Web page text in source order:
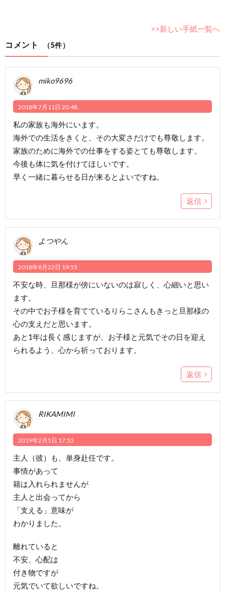
>>新しい手紙一覧へ
コメント （5件）
miko9696
2018年7月11日 20:48
私の家族も海外にいます。
海外での生活をきくと、その大変さだけでも尊敬します。
家族のために海外での仕事をする姿とても尊敬します。
今後も体に気を付けてほしいです。
早く一緒に暮らせる日が来るとよいですね。
返信
よつやん
2018年8月22日 19:55
不安な時、旦那様が傍にいないのは寂しく、心細いと思い
ます。
その中でお子様を育てているりらこさんもきっと旦那様の
心の支えだと思います。
あと1年は長く感じますが、お子様と元気でその日を迎え
られるよう、心から祈っております。
返信
RIKAMIMI
2019年2月5日 17:53
主人（彼）も、単身赴任です。
事情があって
籍は入れられませんが
主人と出会ってから
「支える」意味が
わかりました。
離れていると
不安、心配は
付き物ですが
元気でいて欲しいですね。